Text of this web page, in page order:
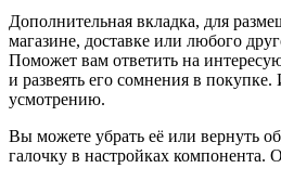
Дополнительная вкладка, для
магазине, доставке или любого
Поможет вам ответить на
и развеять его сомнения в
усмотрению.
Вы можете убрать её или вернуть
галочку в настройках компонента.